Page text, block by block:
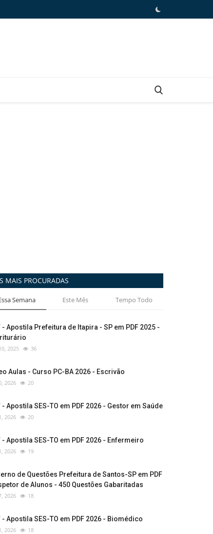
MAIS PROCURADAS
Semana Este Mês Tempo Todo
- Apostila Prefeitura de Itapira - SP em PDF 2025 -
2025 36
Aulas - Curso PC-BA 2026 - Escrivão
2026 20
- Apostila SES-TO em PDF 2026 - Gestor em Saúde
2026 20
- Apostila SES-TO em PDF 2026 - Enfermeiro
2026 19
de Questões Prefeitura de Santos-SP em PDF
de Alunos - 450 Questões Gabaritadas
2026 18
- Apostila SES-TO em PDF 2026 - Biomédico
2026 18